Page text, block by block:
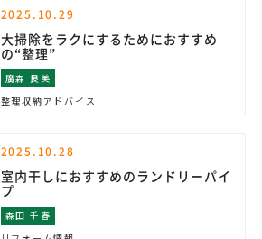
2025.10.29
大掃除をラクにするためにおすすめ
の“整理”
廣森 良美
整理収納アドバイス
2025.10.28
室内干しにおすすめのランドリーパイ
プ
森田 千春